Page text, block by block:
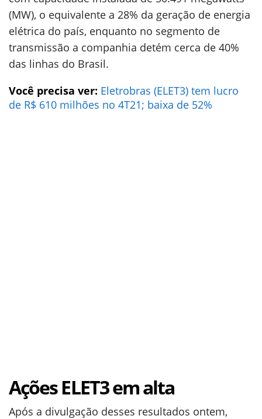
(MW), o equivalente a 28% da geração de energia
elétrica do país, enquanto no segmento de
transmissão a companhia detém cerca de 40%
das linhas do Brasil.
Você precisa ver: Eletrobras (ELET3) tem lucro
de R$ 610 milhões no 4T21; baixa de 52%
Ações ELET3 em alta
Após a divulgação desses resultados ontem,